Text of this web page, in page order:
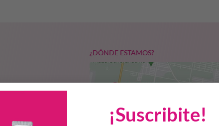
¡Suscribite!
¿DÓNDE ESTAMOS?